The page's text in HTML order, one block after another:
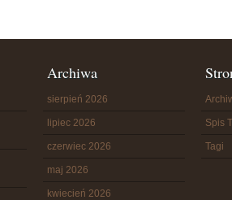
Archiwa
sierpień 2026
lipiec 2026
czerwiec 2026
maj 2026
kwiecień 2026
Spis
Tagi